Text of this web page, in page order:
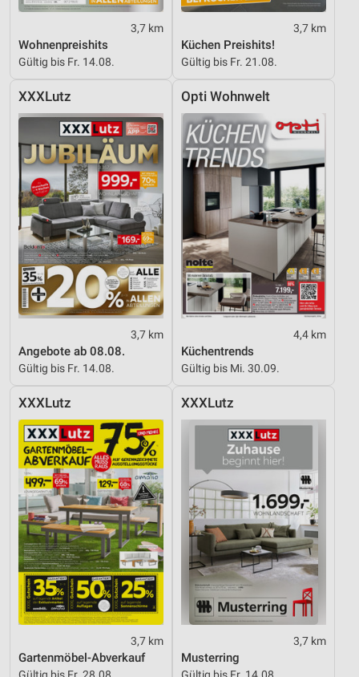
3,7 km
Wohnenpreishits
Gültig bis Fr. 14.08.
3,7 km
Küchen Preishits!
Gültig bis Fr. 21.08.
XXXLutz
3,7 km
Angebote ab 08.08.
Gültig bis Fr. 14.08.
Opti Wohnwelt
4,4 km
Küchentrends
Gültig bis Mi. 30.09.
XXXLutz
3,7 km
Gartenmöbel-Abverkauf
XXXLutz
3,7 km
Musterring